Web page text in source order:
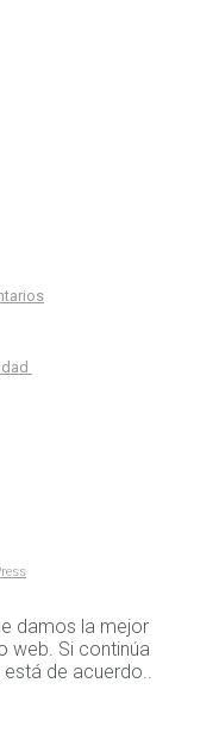
damos la mejor
web. Si continúa
de acuerdo..